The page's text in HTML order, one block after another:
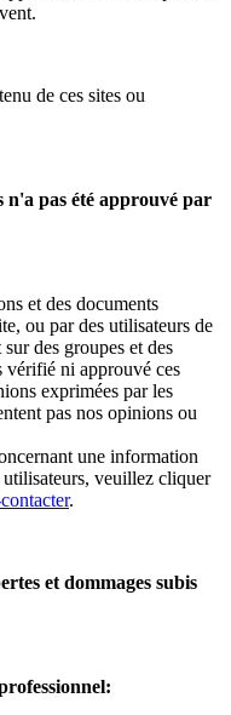
de ces sites ou
n'a pas été approuvé par
et des documents
ou par des utilisateurs de
des groupes et des
vérifié ni approuvé ces
exprimées par les
pas nos opinions ou
une information
utilisateurs, veuillez cliquer
.
et dommages subis